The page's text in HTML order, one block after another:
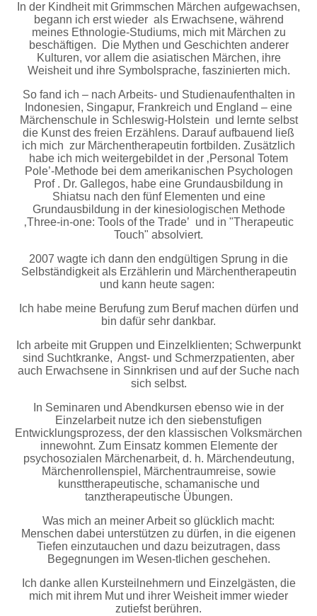
In der Kindheit mit Grimmschen Märchen aufgewachsen,
begann ich erst wieder als Erwachsene, während
meines Ethnologie-Studiums, mich mit Märchen zu
beschäftigen. Die Mythen und Geschichten anderer
Kulturen, vor allem die asiatischen Märchen, ihre
Weisheit und ihre Symbolsprache, faszinierten mich.
So fand ich – nach Arbeits- und Studienaufenthalten in
Indonesien, Singapur, Frankreich und England – eine
Märchenschule in Schleswig-Holstein und lernte selbst
die Kunst des freien Erzählens. Darauf aufbauend ließ
ich mich zur Märchentherapeutin fortbilden. Zusätzlich
habe ich mich weitergebildet in der ‚Personal Totem
Pole’-Methode bei dem amerikanischen Psychologen
Prof . Dr. Gallegos, habe eine Grundausbildung in
Shiatsu nach den fünf Elementen und eine
Grundausbildung in der kinesiologischen Methode
‚Three-in-one: Tools of the Trade’ und in "Therapeutic
Touch" absolviert.
2007 wagte ich dann den endgültigen Sprung in die
Selbständigkeit als Erzählerin und Märchentherapeutin
und kann heute sagen:
Ich habe meine Berufung zum Beruf machen dürfen und
bin dafür sehr dankbar.
Ich arbeite mit Gruppen und Einzelklienten; Schwerpunkt
sind Suchtkranke, Angst- und Schmerzpatienten, aber
auch Erwachsene in Sinnkrisen und auf der Suche nach
sich selbst.
In Seminaren und Abendkursen ebenso wie in der
Einzelarbeit nutze ich den siebenstufigen
Entwicklungsprozess, der den klassischen Volksmärchen
innewohnt. Zum Einsatz kommen Elemente der
psychosozialen Märchenarbeit, d. h. Märchendeutung,
Märchenrollenspiel, Märchentraumreise, sowie
kunsttherapeutische, schamanische und
tanztherapeutische Übungen.
Was mich an meiner Arbeit so glücklich macht:
Menschen dabei unterstützen zu dürfen, in die eigenen
Tiefen einzutauchen und dazu beizutragen, dass
Begegnungen im Wesen-tlichen geschehen.
Ich danke allen Kursteilnehmern und Einzelgästen, die
mich mit ihrem Mut und ihrer Weisheit immer wieder
zutiefst berühren.